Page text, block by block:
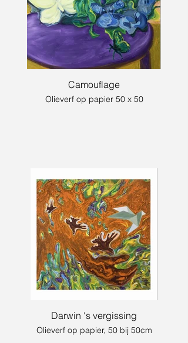
Camouflage
Olieverf op papier 50 x 50
Darwin 's vergissing
Olieverf op papier, 50 bij 50cm